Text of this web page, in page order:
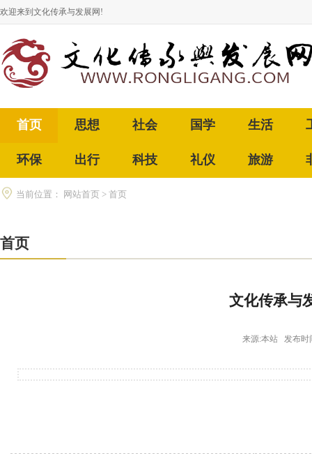
欢迎来到文化传承与发展网!
首页 思想 社会 国学 生活
环保 出行 科技 礼仪 旅游
当前位置： 网站首页 > 首页
首页
文化传承与
来源:本站 发布时